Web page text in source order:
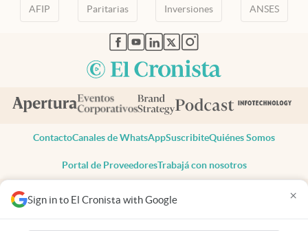
Sign in to El Cronista with Google ×
AFIP Paritarias Inversiones ANSES
abre en nueva pestaña
abre en nueva pestaña
abre en nueva pestaña
abre en nueva pestaña
abre en nueva pestaña
ContactoCanales de WhatsAppSuscribiteQuiénes Somos
Portal de ProveedoresTrabajá con nosotros
Todos los derechos reservados